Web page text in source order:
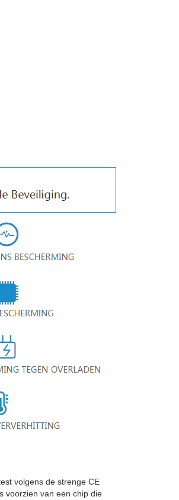
volgens de strenge CE
voorzien van een chip die